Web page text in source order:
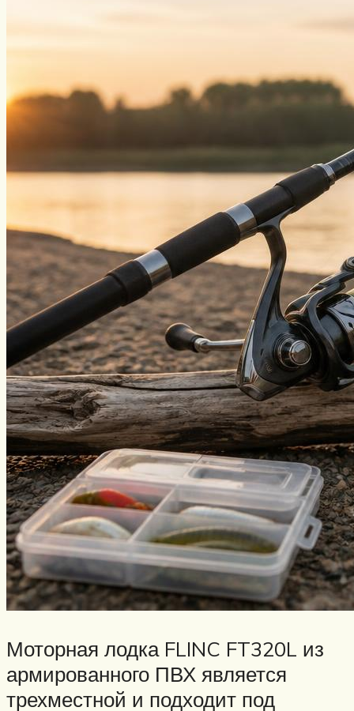
Моторная лодка FLINC FT320L из
армированного ПВХ является
трехместной и подходит под